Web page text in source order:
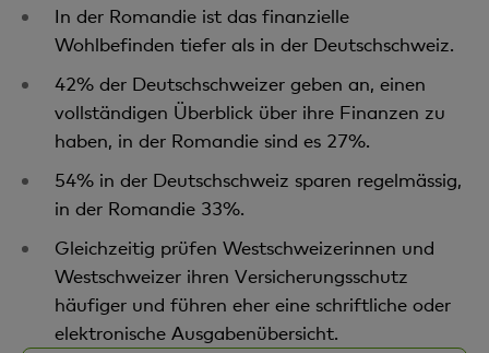
In der Romandie ist das finanzielle
Wohlbefinden tiefer als in der Deutschschweiz.
42% der Deutschschweizer geben an, einen
vollständigen Überblick über ihre Finanzen zu
haben, in der Romandie sind es 27%.
54% in der Deutschschweiz sparen regelmässig,
in der Romandie 33%.
Gleichzeitig prüfen Westschweizerinnen und
Westschweizer ihren Versicherungsschutz
häufiger und führen eher eine schriftliche oder
elektronische Ausgabenübersicht.